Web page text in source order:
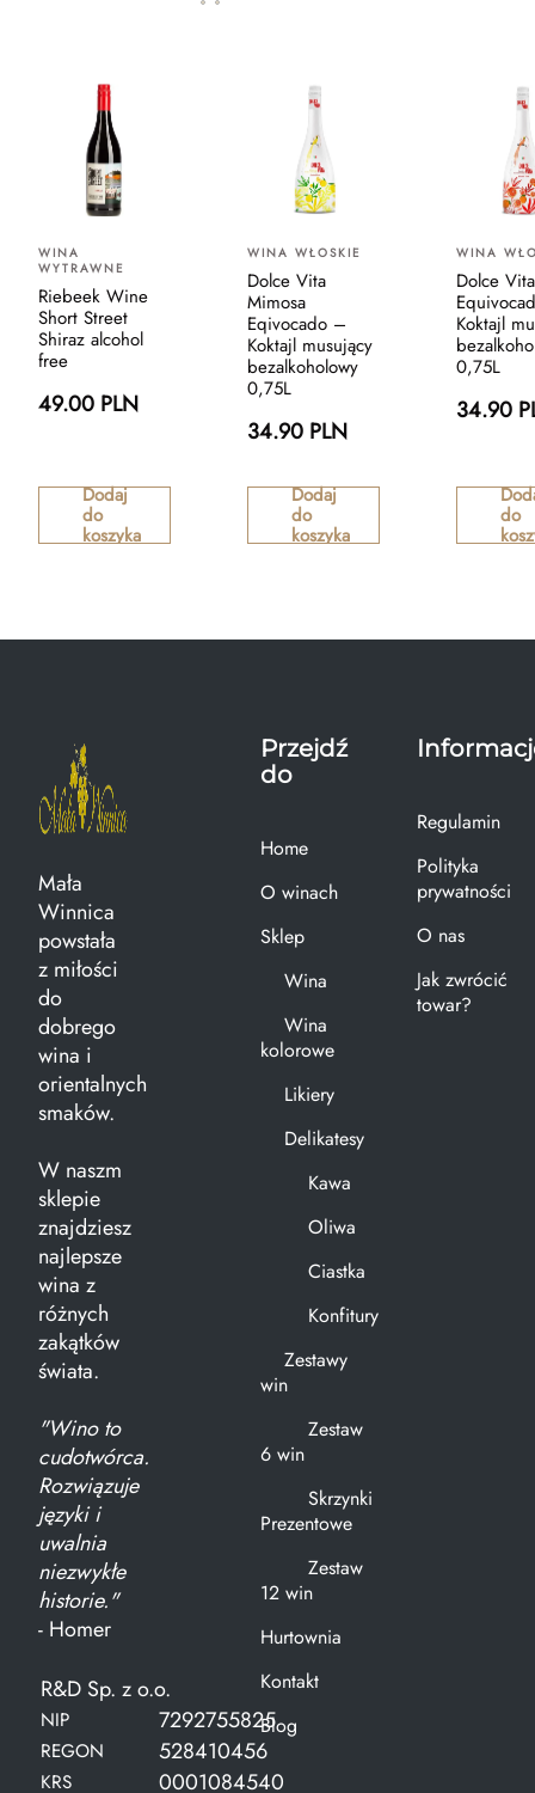
WINA
WYTRAWNE
Riebeek Wine
Short Street
Shiraz alcohol
free
49.00 PLN
Dodaj
do
koszyka
WINA WŁOSKIE
Dolce Vita
Mimosa
Eqivocado –
Koktajl musujący
bezalkoholowy
0,75L
34.90 PLN
Dodaj
do
koszyka
WINA
Dolce
Koktajl
0,75L
34.90
do
Mała
Winnica
powstała
z miłości
do
dobrego
wina i
orientalnych
smaków.
W naszm
sklepie
znajdziesz
najlepsze
wina z
różnych
zakątków
świata.
"Wino to
cudotwórca.
Rozwiązuje
języki i
uwalnia
niezwykłe
historie."
- Homer
R&D Sp. z o.o.
NIP 7292755825
REGON 528410456
KRS 0001084540
Przejdź
do
Home
O winach
Sklep
Wina
Wina
kolorowe
Likiery
Delikatesy
Kawa
Oliwa
Ciastka
Konfitury
Zestawy
win
Zestaw
6 win
Skrzynki
Prezentowe
Zestaw
12 win
Hurtownia
Kontakt
Blog
Regulamin
Polityka
prywatności
O nas
Jak zwrócić
towar?